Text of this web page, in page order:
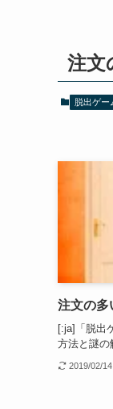
注文
脱出ゲー
注文の多
[:ja]「脱出
方法と謎の
2019/02/14